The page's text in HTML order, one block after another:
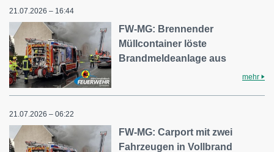
21.07.2026 – 16:44
FW-MG: Brennender
Müllcontainer löste
Brandmeldeanlage aus
mehr
21.07.2026 – 06:22
FW-MG: Carport mit zwei
Fahrzeugen in Vollbrand